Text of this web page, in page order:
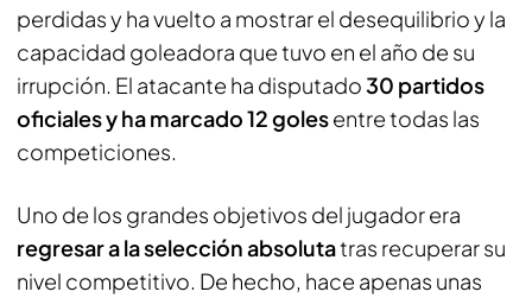
perdidas y ha vuelto a mostrar el desequilibrio y la
capacidad goleadora que tuvo en el año de su
irrupción. El atacante ha disputado30 partidos
oficiales y ha marcado 12 golesentre todas las
competiciones.
Uno de los grandes objetivos del jugador era
regresar a la selección absolutatras recuperar su
nivel competitivo. De hecho, hace apenas unas